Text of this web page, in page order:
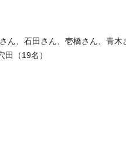
ん、石田さん、壱橋さん、青木
（19名）